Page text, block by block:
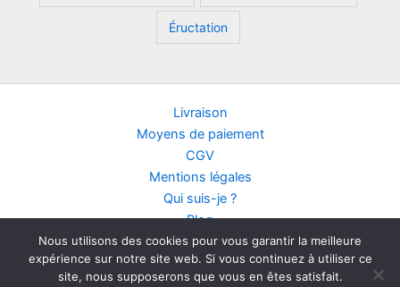
Éructation
Livraison
Moyens de paiement
CGV
Mentions légales
Qui suis-je ?
Blog
Contact
Points de vente
Nous utilisons des cookies pour vous garantir la meilleure
expérience sur notre site web. Si vous continuez à utiliser ce
site, nous supposerons que vous en êtes satisfait.